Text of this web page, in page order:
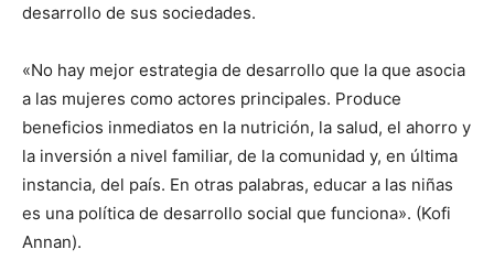
desarrollo de sus sociedades.
«No hay mejor estrategia de desarrollo que la que asocia
a las mujeres como actores principales. Produce
beneficios inmediatos en la nutrición, la salud, el ahorro y
la inversión a nivel familiar, de la comunidad y, en última
instancia, del país. En otras palabras, educar a las niñas
es una política de desarrollo social que funciona». (Kofi
Annan).